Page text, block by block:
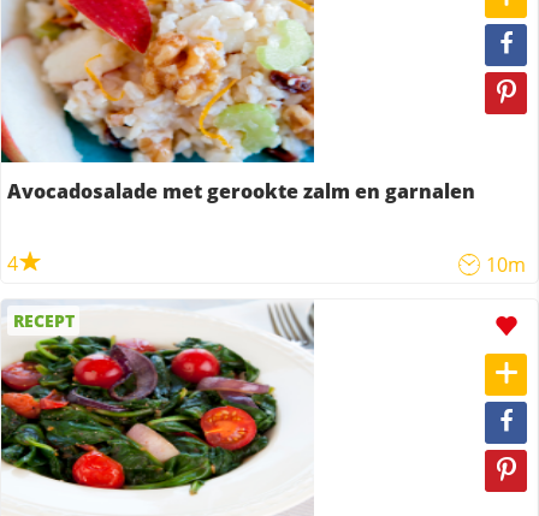
Avocadosalade met gerookte zalm en garnalen
4 10m
RECEPT